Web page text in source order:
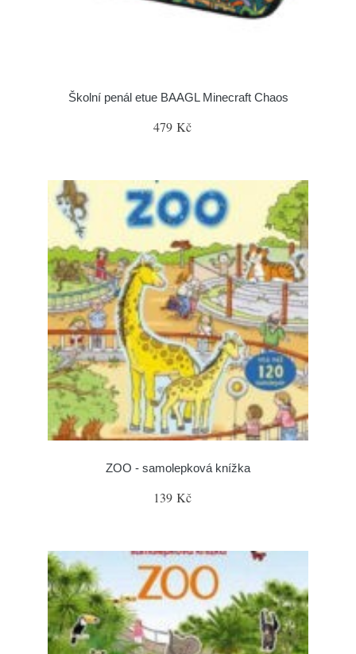
Školní penál etue BAAGL Minecraft Chaos
479 Kč
ZOO - samolepková knížka
139 Kč